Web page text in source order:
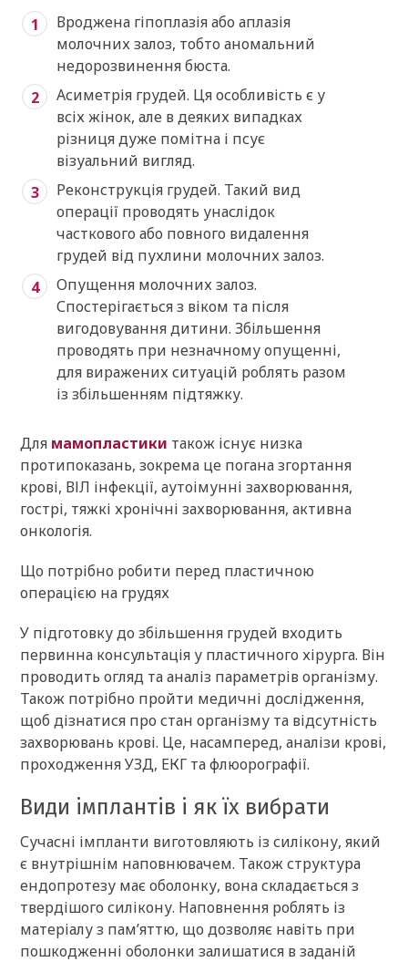
Вроджена гіпоплазія або аплазія
молочних залоз, тобто аномальний
недорозвинення бюста.
Асиметрія грудей. Ця особливість є у
всіх жінок, але в деяких випадках
різниця дуже помітна і псує
візуальний вигляд.
Реконструкція грудей. Такий вид
операції проводять унаслідок
часткового або повного видалення
грудей від пухлини молочних залоз.
Опущення молочних залоз.
Спостерігається з віком та після
вигодовування дитини. Збільшення
проводять при незначному опущенні,
для виражених ситуацій роблять разом
із збільшенням підтяжку.
Для мамопластики також існує низка
протипоказань, зокрема це погана згортання
крові, ВІЛ інфекції, аутоімунні захворювання,
гострі, тяжкі хронічні захворювання, активна
онкологія.
Що потрібно робити перед пластичною
операцією на грудях
У підготовку до збільшення грудей входить
первинна консультація у пластичного хірурга. Він
проводить огляд та аналіз параметрів організму.
Також потрібно пройти медичні дослідження,
щоб дізнатися про стан організму та відсутність
захворювань крові. Це, насамперед, аналізи крові,
проходження УЗД, ЕКГ та флюорографії.
Види імплантів і як їх вибрати
Сучасні імпланти виготовляють із силікону, який
є внутрішнім наповнювачем. Також структура
ендопротезу має оболонку, вона складається з
твердішого силікону. Наповнення роблять із
матеріалу з пам’яттю, що дозволяє навіть при
пошкодженні оболонки залишатися в заданій